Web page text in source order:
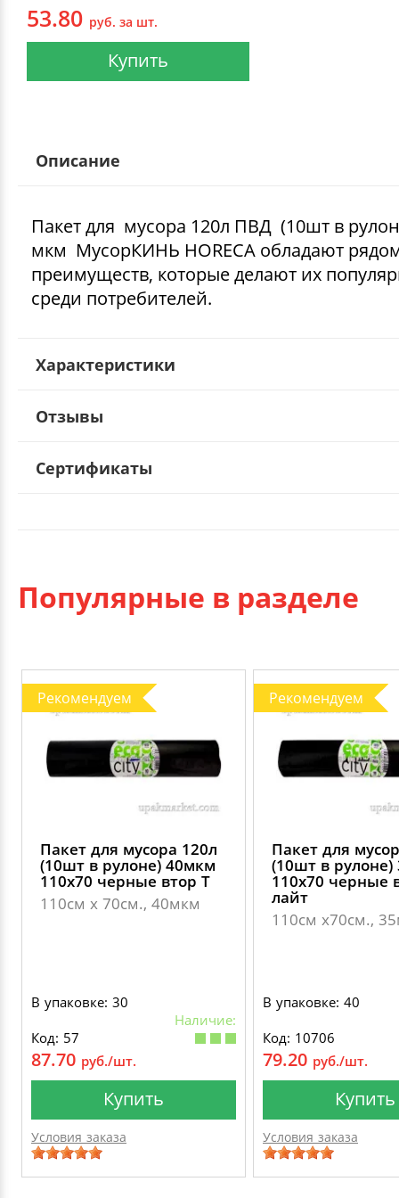
53.80 руб. за шт.
Купить
Описание
Пакет для мусора 120л ПВД (10шт в
мкм МусорКИНЬ HORECA обладают
преимуществ, которые делают их
среди потребителей.
Характеристики
Отзывы
Сертификаты
Популярные в разделе
Рекомендуем
Пакет для мусора 120л
(10шт в рулоне) 40мкм
110х70 черные втор Т
110см х 70см., 40мкм
В упаковке: 30
Наличие:
Код: 57
87.70 руб./шт.
Купить
Условия заказа
Рекомендуем
Пакет для
(10шт в
110х70 черные
лайт
110см х70см.,
В упаковке: 40
Код: 10706
79.20 руб./шт.
Купить
Условия заказа